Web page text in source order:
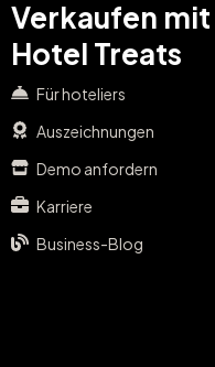
Verkaufen mit
Hotel Treats
Für hoteliers
Auszeichnungen
Demo anfordern
Karriere
Business-Blog